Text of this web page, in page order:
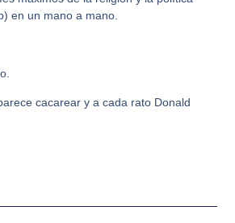
en un mano a mano.
cacarear y a cada rato Donald